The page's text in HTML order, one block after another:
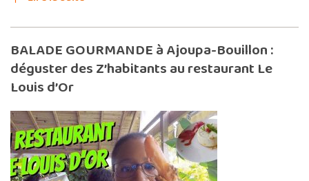
BALADE GOURMANDE à Ajoupa-Bouillon :
déguster des Z’habitants au restaurant Le
Louis d’Or